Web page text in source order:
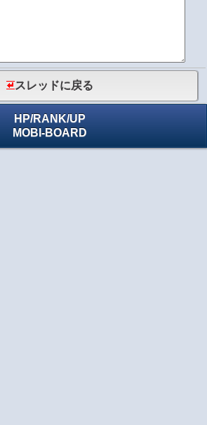
スレッドに戻る
HP/RANK/UP
MOBI-BOARD